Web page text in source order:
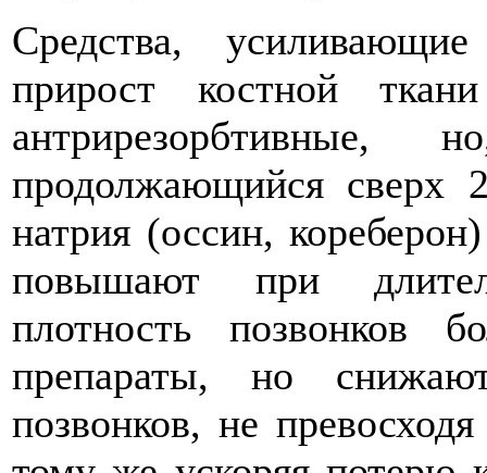
Средства,
прирост костной
продолжающийся сверх
натрия (оссин,
повышают при
плотность позвонков
препараты, но
позвонков, не